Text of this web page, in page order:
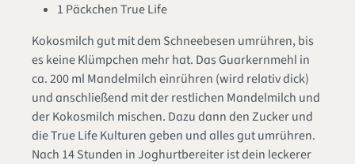
1 Päckchen True Life
Kokosmilch gut mit dem Schneebesen umrühren, bis
es keine Klümpchen mehr hat. Das Guarkernmehl in
ca. 200 ml Mandelmilch einrühren (wird relativ dick)
und anschließend mit der restlichen Mandelmilch und
der Kokosmilch mischen. Dazu dann den Zucker und
die True Life Kulturen geben und alles gut umrühren.
Nach 14 Stunden in Joghurtbereiter ist dein leckerer